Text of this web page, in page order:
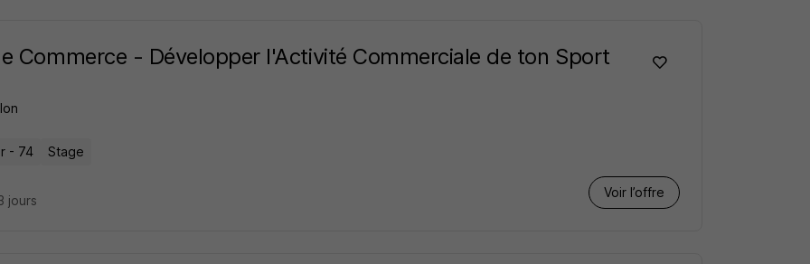
Commerce - Développer l'Activité Commerciale de ton Sport
- 74 Stage
Voir l’offre
jours